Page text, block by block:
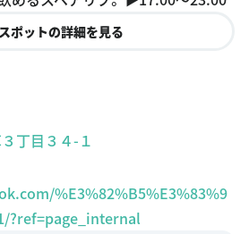
ポットの詳細を見る
丁目３４-１
%E3%82%B5%E3%83%9
?ref=page_internal